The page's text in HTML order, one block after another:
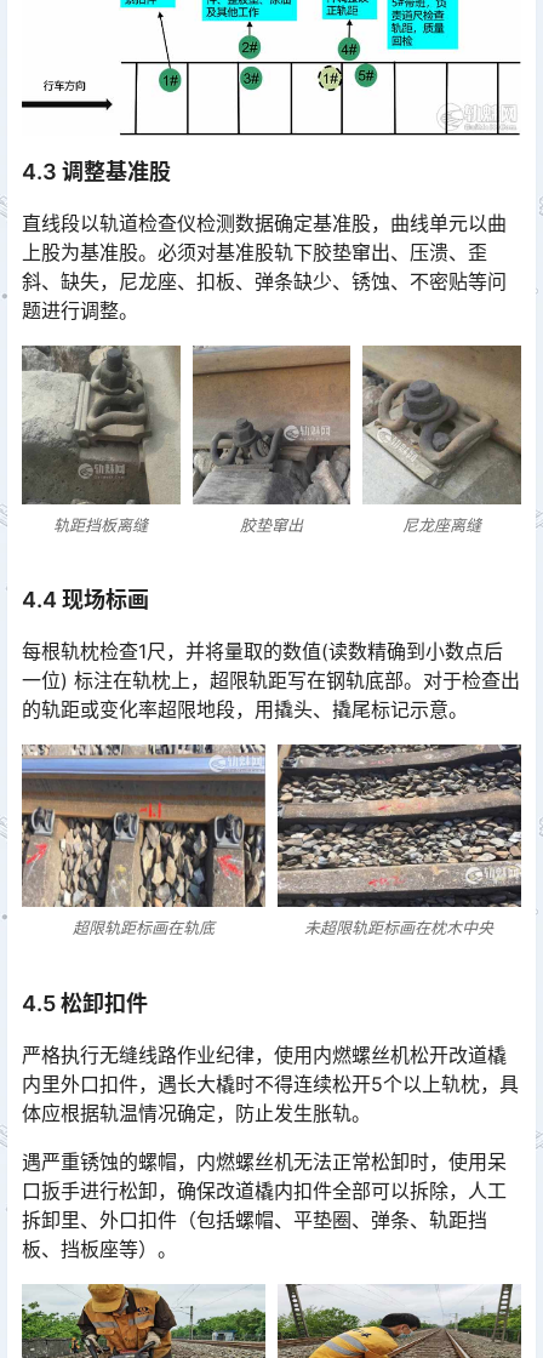
4.3 调整基准股
直线段以轨道检查仪检测数据确定基准股，曲线单元以曲
上股为基准股。必须对基准股轨下胶垫窜出、压溃、歪
斜、缺失，尼龙座、扣板、弹条缺少、锈蚀、不密贴等问
题进行调整。󠅅󠅃󠄵󠅂󠄪󠇖󠆨󠆨󠇕󠆞󠆒󠅬󠇘󠆭󠆘󠇙󠆝󠅵󠇗󠆭󠆁󠄐󠇗󠅹󠅸󠇖󠆍󠅳󠇖󠅹󠅰󠇖󠆌󠅹
轨距挡板离缝 胶垫窜出 尼龙座离缝
4.4 现场标画
每根轨枕检查1尺，并将量取的数值(读数精确到小数点后
一位) 标注在轨枕上，超限轨距写在钢轨底部。对于检查出
的轨距或变化率超限地段，用撬头、撬尾标记示意。
超限轨距标画在轨底 未超限轨距标画在枕木中央
4.5 松卸扣件
严格执行无缝线路作业纪律，使用内燃螺丝机松开改道橇
内里外口扣件，遇长大橇时不得连续松开5个以上轨枕，具
体应根据轨温情况确定，防止发生胀轨。
遇严重锈蚀的螺帽，内燃螺丝机无法正常松卸时，使用呆
口扳手进行松卸，确保改道橇内扣件全部可以拆除，人工
拆卸里、外口扣件（包括螺帽、平垫圈、弹条、轨距挡
板、挡板座等）。󠅅󠅃󠄵󠅂󠄪󠇖󠆨󠆨󠇕󠆞󠆒󠅬󠇘󠆭󠆘󠇙󠆝󠅵󠇗󠆭󠆁󠄐󠇗󠅹󠅸󠇖󠆍󠅳󠇖󠅹󠅰󠇖󠆌󠅹